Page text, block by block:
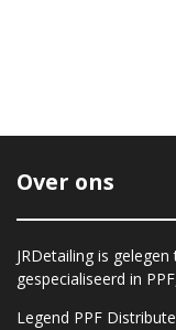
Over ons
JRDetailing is
gespecialiseerd in
Legend PPF